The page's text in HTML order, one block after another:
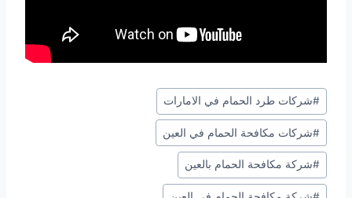
Post
Tags:
#شركات طرد الحمام في الامارات
#شركات مكافحة الحمام في العين
#شركة مكافحة الحمام بالعين